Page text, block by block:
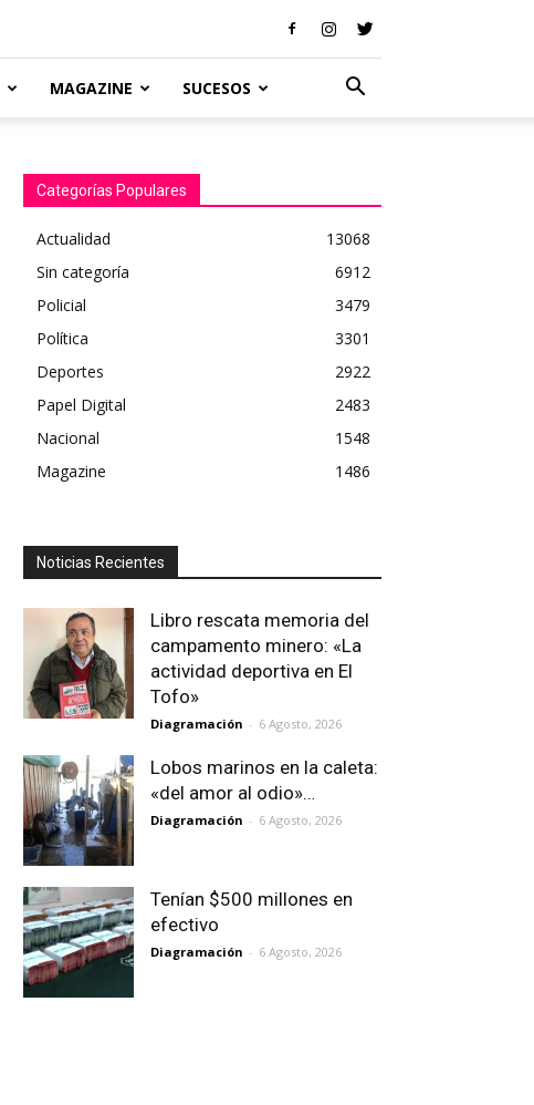
MAGAZINE SUCESOS
Categorías Populares
Actualidad
13068
Sin categoría
6912
Policial
3479
Política
3301
Deportes
2922
Papel Digital
2483
Nacional
1548
Magazine
1486
Noticias Recientes
Libro rescata memoria del
campamento minero: «La
actividad deportiva en El
Tofo»
Diagramación - 6 Agosto, 2026
Lobos marinos en la caleta:
«del amor al odio»…
Diagramación - 6 Agosto, 2026
Tenían $500 millones en
efectivo
Diagramación - 6 Agosto, 2026